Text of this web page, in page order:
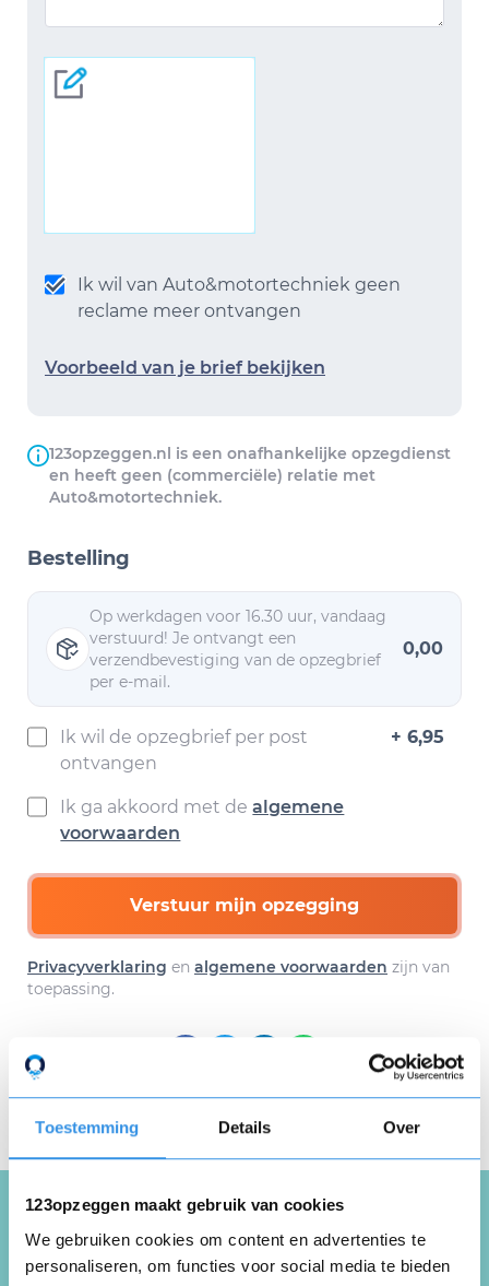
Toestemming Details Over
123opzeggen maakt gebruik van cookies
We gebruiken cookies om content en advertenties te
personaliseren, om functies voor social media te bieden
Ik wil van Auto&motortechniek geen
reclame meer ontvangen
Voorbeeld van je brief bekijken
123opzeggen.nl is een onafhankelijke opzegdienst
en heeft geen (commerciële) relatie met
Auto&motortechniek.
Bestelling
Op werkdagen voor 16.30 uur, vandaag
verstuurd! Je ontvangt een
verzendbevestiging van de opzegbrief
per e-mail.
0,00
Ik wil de opzegbrief per post
ontvangen
+ 6,95
Ik ga akkoord met dealgemene
voorwaarden
Verstuur mijn opzegging
Privacyverklaring en algemene voorwaarden zijn van
toepassing.
Download hier gratis je
Schrijf een review over